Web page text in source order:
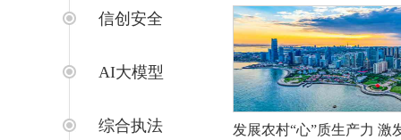
信创安全
AI大模型
综合执法
发展农村“心”质生产力 激